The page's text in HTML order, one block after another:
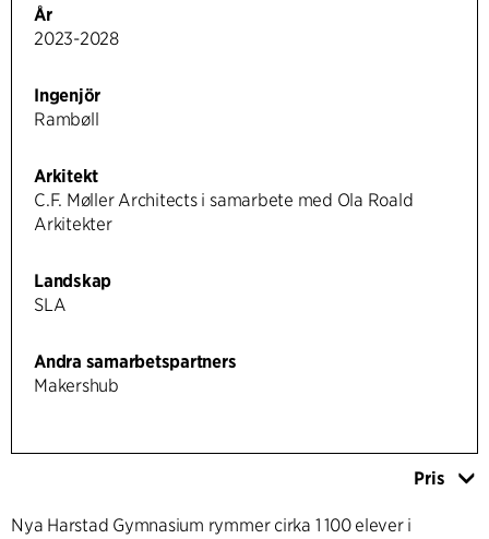
År
2023-2028
Ingenjör
Rambøll
Arkitekt
C.F. Møller Architects i samarbete med Ola Roald
Arkitekter
Landskap
SLA
Andra samarbetspartners
Makershub
Pris
Nya Harstad Gymnasium rymmer cirka 1 100 elever i